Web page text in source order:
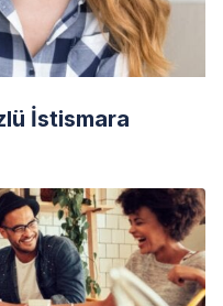
İstismara